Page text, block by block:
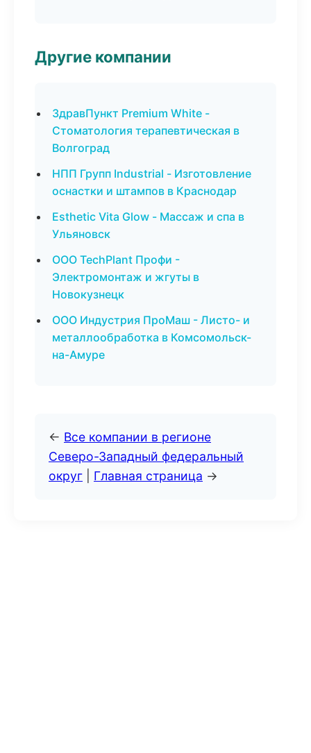
Другие компании
ЗдравПункт Premium White -
Стоматология терапевтическая в
Волгоград
НПП Групп Industrial - Изготовление
оснастки и штампов в Краснодар
Esthetic Vita Glow - Массаж и спа в
Ульяновск
ООО TechPlant Профи -
Электромонтаж и жгуты в
Новокузнецк
ООО Индустрия ПроМаш - Листо- и
металлообработка в Комсомольск-
на-Амуре
← Все компании в регионе
Северо-Западный федеральный
округ
Главная страница →